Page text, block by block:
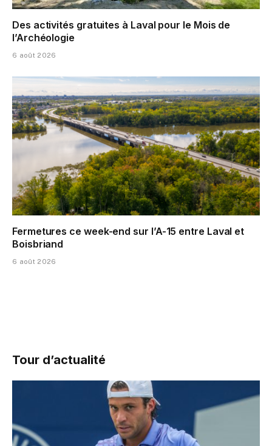
Des activités gratuites à Laval pour le Mois de
l’Archéologie
6 août 2026
Fermetures ce week-end sur l’A-15 entre Laval et
Boisbriand
6 août 2026
Tour d’actualité